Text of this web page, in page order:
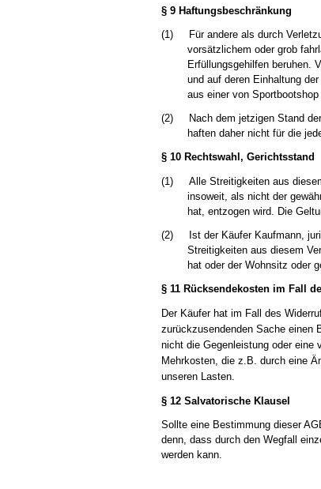
§ 9 Haftungsbeschränkung
(1)
Für andere als durch
vorsätzlichem oder grob
Erfüllungsgehilfen beruhen.
und auf deren Einhaltung
aus einer von
(2)
Nach dem jetzigen Stand
haften daher nicht für die
§ 10 Rechtswahl, Gerichtsstand
(1)
Alle Streitigkeiten aus
insoweit, als nicht der
hat, entzogen wird. Die
(2)
Ist der Käufer Kaufmann,
Streitigkeiten aus diesem
hat oder der Wohnsitz oder
§ 11 Rücksendekosten im Fall
Der Käufer hat im Fall des
zurückzusendenden Sache einen
nicht die Gegenleistung oder eine
Mehrkosten, die z.B. durch eine
unseren Lasten.
§ 12 Salvatorische Klausel
Sollte eine Bestimmung dieser
denn, dass durch den Wegfall
werden kann.